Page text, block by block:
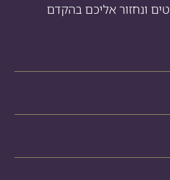
ונחזור אליכם בהקדם